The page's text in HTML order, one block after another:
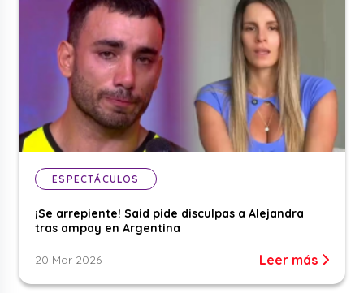
ESPECTÁCULOS
¡Se arrepiente! Said pide disculpas a Alejandra
tras ampay en Argentina
20 Mar 2026 Leer más